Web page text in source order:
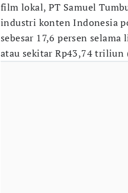
film lokal, PT Samuel
industri konten Indonesia
sebesar 17,6 persen
atau sekitar Rp43,74 triliun